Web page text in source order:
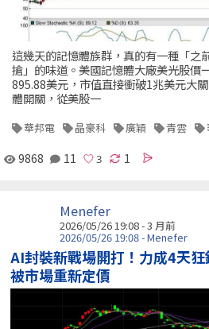
這幾天的記憶體族群，真的有一種「之
搶」的味道。美國記憶體大廠美光股價
895.88美元，市值直接衝破1兆美元大
體開關，從美股一
華邦電 晶豪科 廣穎 青雲
9868 11 1
Menefer
2026/05/26 19:08 - 3 月前
2026/05/26 19:08 - Menefer
AI封裝新戰場開打！力成4天
被市場重新定價